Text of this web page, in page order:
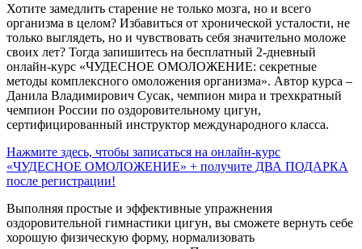
Хотите замедлить старение не только мозга, но и всего
организма в целом? Избавиться от хронической усталости, не
только выглядеть, но и чувствовать себя значительно моложе
своих лет? Тогда запишитесь на бесплатный 2-дневный
онлайн-курс «ЧУДЕСНОЕ ОМОЛОЖЕНИЕ: секретные
методы комплексного омоложения организма». Автор курса –
Данила Владимирович Сусак, чемпион мира и трехкратный
чемпион России по оздоровительному цигун,
сертифицированный инструктор международного класса.
Нажмите здесь, чтобы записаться на онлайн-курс
«ЧУДЕСНОЕ ОМОЛОЖЕНИЕ» + получите ДВА ПОДАРКА
после регистрации!
Выполняя простые и эффективные упражнения
оздоровительной гимнастики цигун, вы сможете вернуть себе
хорошую физическую форму, нормализовать